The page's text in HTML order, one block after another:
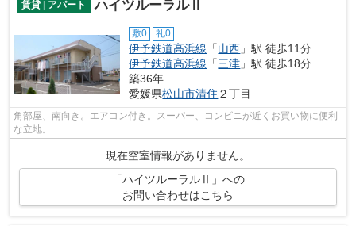
賃貸 | アパート ハイツルーラルⅡ
敷0 礼0
伊予鉄道高浜線 「山西 」駅 徒歩11分
伊予鉄道高浜線 「三津 」駅 徒歩18分
築36年
愛媛県松山市清住 ２丁目
角部屋、南向き。エアコン付き。スーパー、コンビニが近くお買い物に便利
な立地。
現在空室情報がありません。
「ハイツルーラルⅡ」への
お問い合わせはこちら